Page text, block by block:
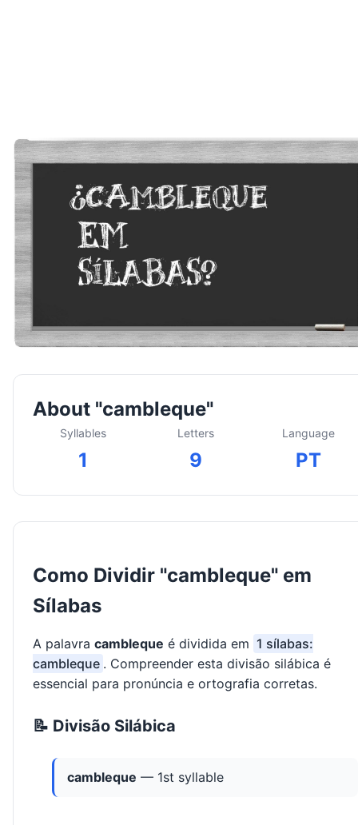
About "cambleque"
Syllables
1
Letters
9
Language
PT
Como Dividir "cambleque" em
Sílabas
A palavra cambleque é dividida em 1 sílabas:
cambleque . Compreender esta divisão silábica é
essencial para pronúncia e ortografia corretas.
📝 Divisão Silábica
cambleque — 1st syllable